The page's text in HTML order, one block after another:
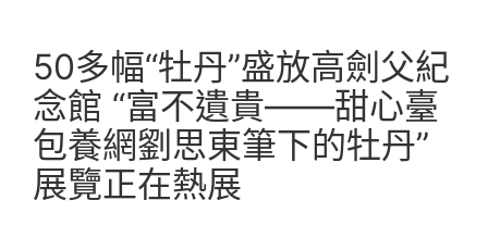
50多幅“牡丹”盛放高劍父紀
念館 “富不遺貴——甜心臺
包養網劉思東筆下的牡丹”
展覽正在熱展